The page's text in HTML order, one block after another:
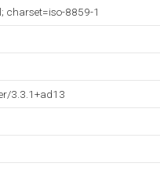
charset=iso-8859-1
3.3.1+ad13